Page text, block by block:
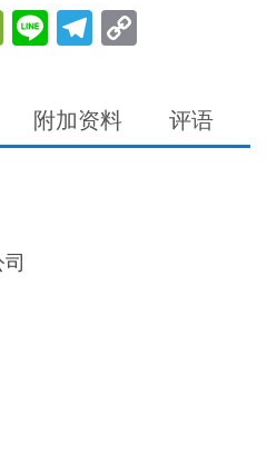
WeChat
LineTelegram
附加资料 评语